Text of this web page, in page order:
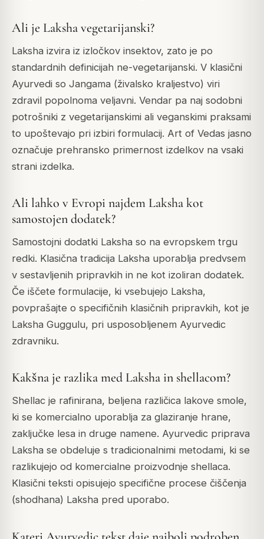
Ali je Laksha vegetarijanski?
Laksha izvira iz izločkov insektov, zato je po
standardnih definicijah ne-vegetarijanski. V klasični
Ayurvedi so Jangama (živalsko kraljestvo) viri
zdravil popolnoma veljavni. Vendar pa naj sodobni
potrošniki z vegetarijanskimi ali veganskimi praksami
to upoštevajo pri izbiri formulacij. Art of Vedas jasno
označuje prehransko primernost izdelkov na vsaki
strani izdelka.
Ali lahko v Evropi najdem Laksha kot
samostojen dodatek?
Samostojni dodatki Laksha so na evropskem trgu
redki. Klasična tradicija Laksha uporablja predvsem
v sestavljenih pripravkih in ne kot izoliran dodatek.
Če iščete formulacije, ki vsebujejo Laksha,
povprašajte o specifičnih klasičnih pripravkih, kot je
Laksha Guggulu, pri usposobljenem Ayurvedic
zdravniku.
Kakšna je razlika med Laksha in shellacom?
Shellac je rafinirana, beljena različica lakove smole,
ki se komercialno uporablja za glaziranje hrane,
zaključke lesa in druge namene. Ayurvedic priprava
Laksha se obdeluje s tradicionalnimi metodami, ki se
razlikujejo od komercialne proizvodnje shellaca.
Klasični teksti opisujejo specifične procese čiščenja
(shodhana) Laksha pred uporabo.